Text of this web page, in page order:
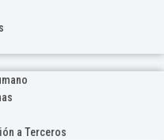
a Terceros